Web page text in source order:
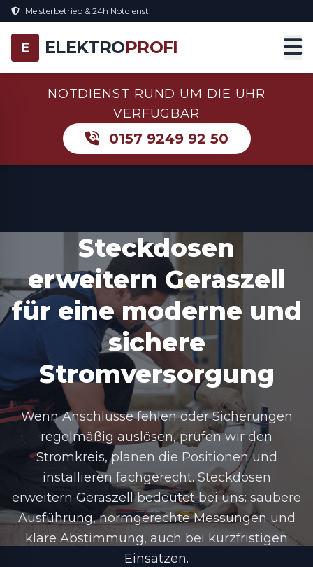
Meisterbetrieb & 24h Notdienst
E ELEKTROPROFI
NOTDIENST RUND UM DIE UHR
VERFÜGBAR
0157 9249 92 50
Steckdosen
erweitern Geraszell
für eine moderne und
sichere
Stromversorgung
Wenn Anschlüsse fehlen oder Sicherungen
regelmäßig auslösen, prüfen wir den
Stromkreis, planen die Positionen und
installieren fachgerecht.Steckdosen
erweitern Geraszell bedeutet bei uns: saubere
Ausführung, normgerechte Messungen und
klare Abstimmung, auch bei kurzfristigen
Einsätzen.